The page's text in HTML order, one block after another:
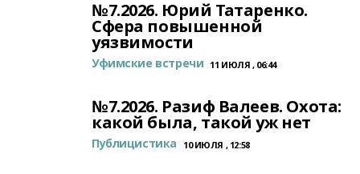
№7.2026. Юрий Татаренко.
Сфера повышенной
уязвимости
Уфимские встречи 11 ИЮЛЯ , 06:44
№7.2026. Разиф Валеев. Охота:
какой была, такой уж нет
Публицистика 10 ИЮЛЯ , 12:58